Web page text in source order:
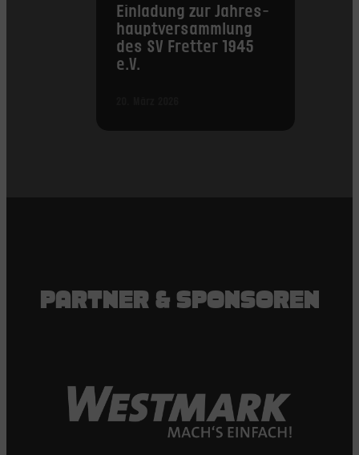
Einladung zur Jahres­
haupt­versammlung
des SV Fretter 1945
e.V.
PARTNER & SPONSOREN